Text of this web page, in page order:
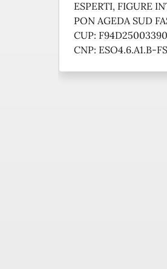
ESPERTI, FIGURE
PON AGEDA SUD
CUP:
CNP: ESO4.6.A1.B-